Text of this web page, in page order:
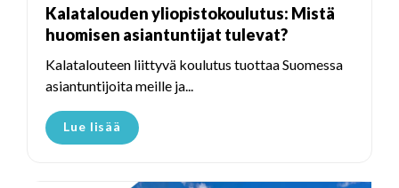
Kalatalouden yliopistokoulutus: Mistä
huomisen asiantuntijat tulevat?
Kalatalouteen liittyvä koulutus tuottaa Suomessa
asiantuntijoita meille ja...
Lue lisää